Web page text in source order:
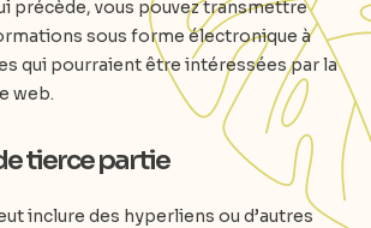
précède, vous pouvez transmettre
sous forme électronique à
qui pourraient être intéressées par la
web.
tierce partie
inclure des hyperliens ou d’autres